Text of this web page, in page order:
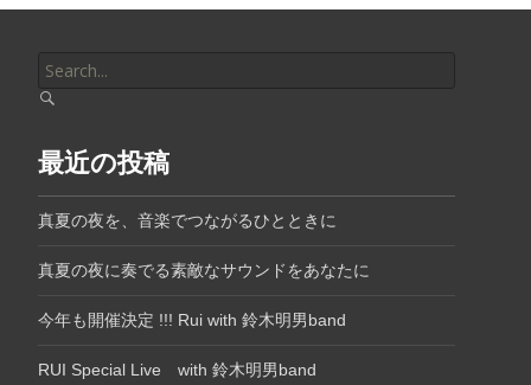
for:
最近の投稿
真夏の夜を、音楽でつながるひとときに
真夏の夜に奏でる素敵なサウンドをあなたに
今年も開催決定 !!! Rui with 鈴木明男band
RUI Special Live with 鈴木明男band